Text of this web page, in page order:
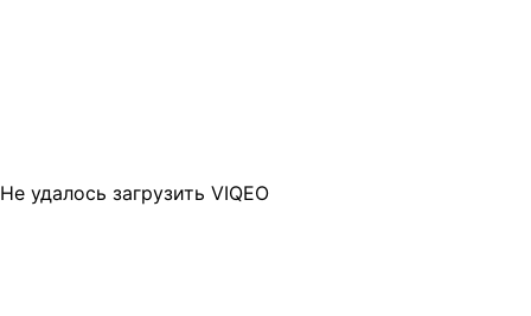
Не удалось загрузить VIQEO